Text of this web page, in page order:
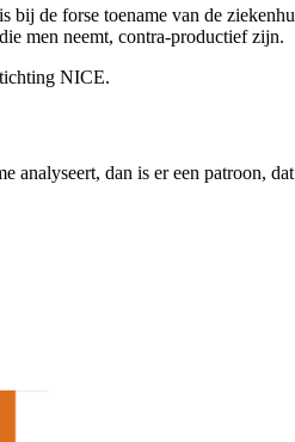
de forse toename van de
men neemt, contra-productief zijn.
NICE.
dan is er een patroon,